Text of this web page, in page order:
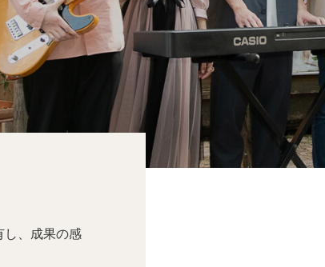
し、成果の感